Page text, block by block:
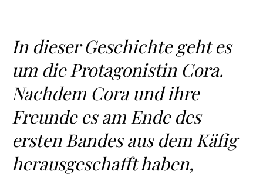
In dieser Geschichte geht es
um die Protagonistin Cora.
Nachdem Cora und ihre
Freunde es am Ende des
ersten Bandes aus dem Käfig
herausgeschafft haben,